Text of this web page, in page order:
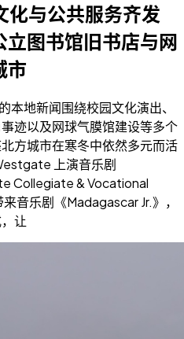
化与公共服务齐发
图书馆旧书店与网
市
地新闻围绕校园文化演出、
迹以及网球气膜馆建设等多个
方城市在寒冬中依然多元而活
上演音乐剧
Collegiate & Vocational
音乐剧《Madagascar Jr.》，
让